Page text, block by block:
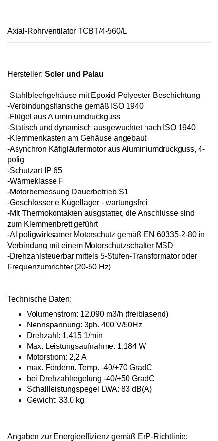
Axial-Rohrventilator TCBT/4-560/L
Hersteller: Soler und Palau
-Stahlblechgehäuse mit Epoxid-Polyester-Beschichtung
-Verbindungsflansche gemäß ISO 1940
-Flügel aus Aluminiumdruckguss
-Statisch und dynamisch ausgewuchtet nach ISO 1940
-Klemmenkasten am Gehäuse angebaut
-Asynchron Käfigläufermotor ausAluminiumdruckguss, 4-
polig
-Schutzart IP 65
-Wärmeklasse F
-Motorbemessung Dauerbetrieb S1
-Geschlossene Kugellager - wartungsfrei
-Mit Thermokontakten ausgstattet, dieAnschlüsse sind
zum Klemmenbrettgeführt
-Allpoligwirksamer Motorschutz gemäß EN 60335-2-80 in
Verbindung mit einem Motorschutzschalter MSD
-Drehzahlsteuerbar mittels 5-Stufen-Transformator oder
Frequenzumrichter (20-50 Hz)
Technische Daten:
Volumenstrom: 12.090 m3/h (freiblasend)
Nennspannung: 3ph. 400 V/50Hz
Drehzahl: 1.415 1/min
Max. Leistungsaufnahme: 1.184 W
Motorstrom: 2,2 A
max. Förderm. Temp. -40/+70 GradC
bei Drehzahlregelung -40/+50 GradC
Schallleistungspegel LWA: 83 dB(A)
Gewicht: 33,0 kg
Angaben zur Energieeffizienz gemäß ErP-Richtlinie: